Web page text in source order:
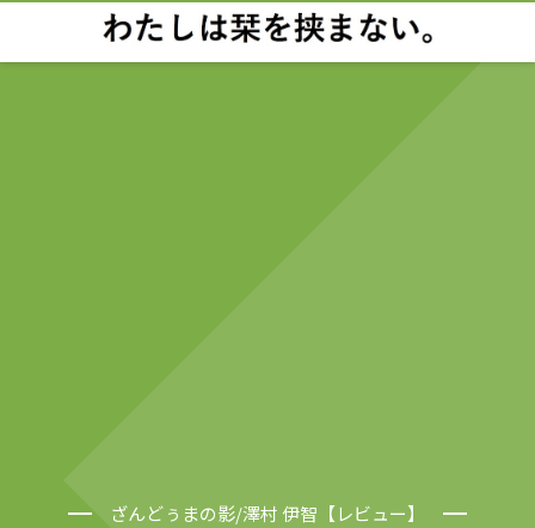
ざんどぅまの影/澤村 伊智【レビュー】